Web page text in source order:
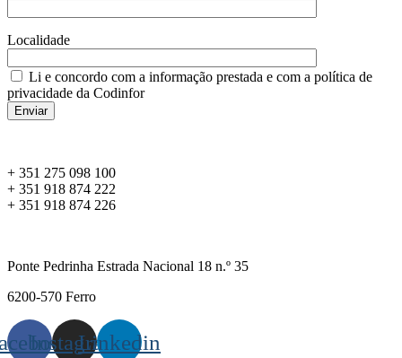
Localidade
Li e concordo com a informação prestada e com a política de
privacidade da Codinfor
+ 351 275 098 100
+ 351 918 874 222
+ 351 918 874 226
Ponte Pedrinha Estrada Nacional 18 n.º 35
6200-570 Ferro
InstagramLinkedin